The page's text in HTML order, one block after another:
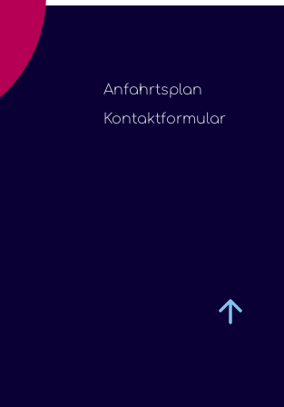
Anfahrtsplan
Kontaktformular
TOP